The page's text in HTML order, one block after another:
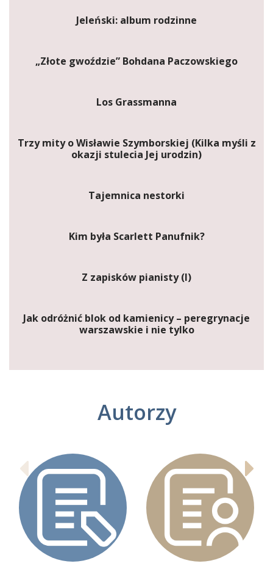
Jeleński: album rodzinne
„Złote gwoździe” Bohdana Paczowskiego
Los Grassmanna
Trzy mity o Wisławie Szymborskiej (Kilka myśli z
okazji stulecia Jej urodzin)
Tajemnica nestorki
Kim była Scarlett Panufnik?
Z zapisków pianisty (I)
Jak odróżnić blok od kamienicy – peregrynacje
warszawskie i nie tylko
Autorzy